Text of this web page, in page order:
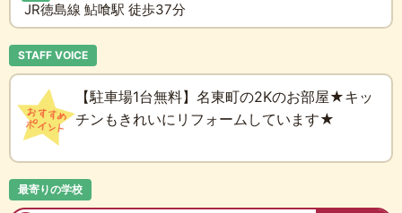
JR徳島線 鮎喰駅 徒歩37分
STAFF VOICE
【駐車場1台無料】名東町の2Kのお部屋★キッ
チンもきれいにリフォームしています★
最寄りの学校